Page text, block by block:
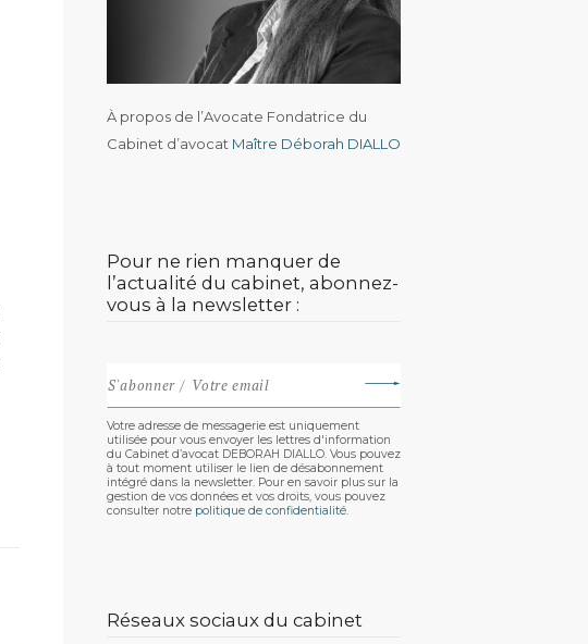
À propos de l’Avocate Fondatrice du
Cabinet d’avocat Maître Déborah DIALLO
Pour ne rien manquer de
l’actualité du cabinet, abonnez-
vous à la newsletter :
Votre adresse de messagerie est uniquement
utilisée pour vous envoyer les lettres d'information
du Cabinet d’avocat DEBORAH DIALLO. Vous pouvez
à tout moment utiliser le lien de désabonnement
intégré dans la newsletter. Pour en savoir plus sur la
gestion de vos données et vos droits, vous pouvez
consulter notre politique de confidentialité.
Réseaux sociaux du cabinet